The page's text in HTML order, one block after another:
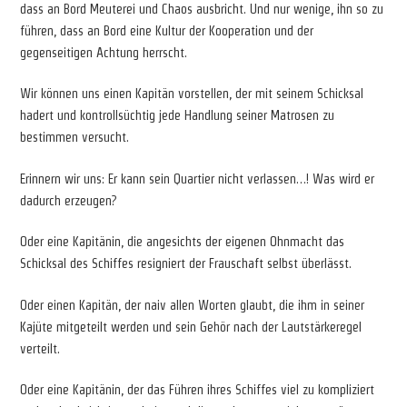
dass an Bord Meuterei und Chaos ausbricht. Und nur wenige, ihn so zu
führen, dass an Bord eine Kultur der Kooperation und der
gegenseitigen Achtung herrscht.
Wir können uns einen Kapitän vorstellen, der mit seinem Schicksal
hadert und kontrollsüchtig jede Handlung seiner Matrosen zu
bestimmen versucht.
Erinnern wir uns: Er kann sein Quartier nicht verlassen…! Was wird er
dadurch erzeugen?
Oder eine Kapitänin, die angesichts der eigenen Ohnmacht das
Schicksal des Schiffes resigniert der Frauschaft selbst überlässt.
Oder einen Kapitän, der naiv allen Worten glaubt, die ihm in seiner
Kajüte mitgeteilt werden und sein Gehör nach der Lautstärkeregel
verteilt.
Oder eine Kapitänin, der das Führen ihres Schiffes viel zu kompliziert